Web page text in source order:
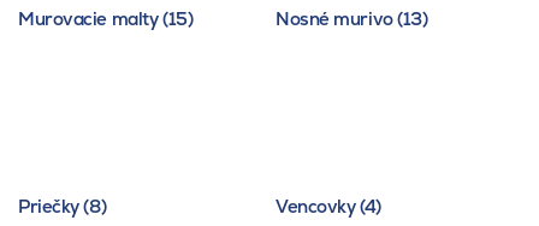
Murovacie malty (15) Nosné murivo (13)
Priečky (8) Vencovky (4)